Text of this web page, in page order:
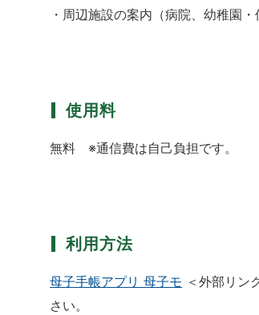
・周辺施設の案内（病院、幼稚園・
使用料
無料 ※通信費は自己負担です。
利用方法
母子手帳アプリ 母子モ ＜外部リン
さい。